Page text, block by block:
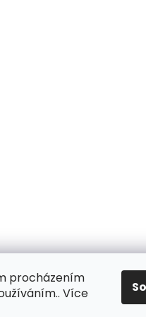
procházením
Více